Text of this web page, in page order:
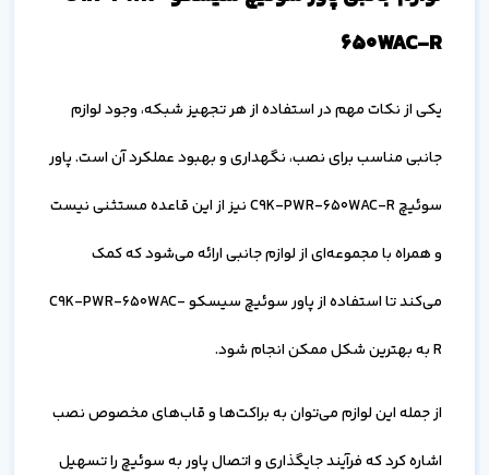
650WAC-R
یکی از نکات مهم در استفاده از هر تجهیز شبکه، وجود لوازم
جانبی مناسب برای نصب، نگهداری و بهبود عملکرد آن است. پاور
سوئیچ C9K-PWR-650WAC-R نیز از این قاعده مستثنی نیست
و همراه با مجموعه‌ای از لوازم جانبی ارائه می‌شود که کمک
می‌کند تا استفاده از پاور سوئیچ سیسکو C9K-PWR-650WAC-
R به بهترین شکل ممکن انجام شود.
از جمله این لوازم می‌توان به براکت‌ها و قاب‌های مخصوص نصب
اشاره کرد که فرآیند جایگذاری و اتصال پاور به سوئیچ را تسهیل